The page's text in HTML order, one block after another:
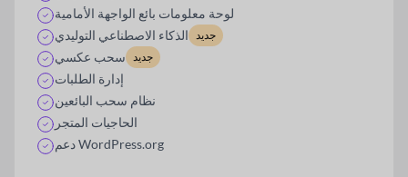
لوحة معلومات بائع الواجهة الأمامية
الذكاء الاصطناعي التوليدي جديد
سحب عكسي جديد
إدارة الطلبات
نظام سحب البائعين
الحاجيات المتجر
دعم WordPress.org